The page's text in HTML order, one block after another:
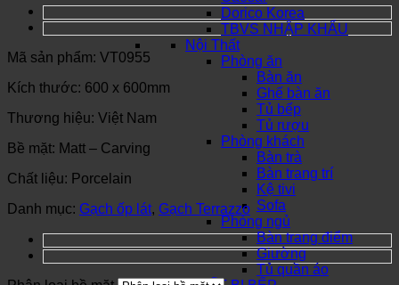
Dorico Korea
TBVS NHẬP KHẨU
Nội Thất
Phòng ăn
Bàn ăn
Ghế bàn ăn
Tủ bếp
Tủ rượu
Phòng khách
Bàn trà
Bàn trang trí
Kệ tivi
Sofa
Phòng ngủ
Bàn trang điểm
Giường
Tủ quần áo
Mã sản phẩm: VT0955
Kích thước: 600 x 600mm
Thương hiệu: Việt Nam
Bề mặt: Matt – Carving
Chất liệu: Porcelain
Danh mục: Gạch ốp lát, Gạch Terrazzo